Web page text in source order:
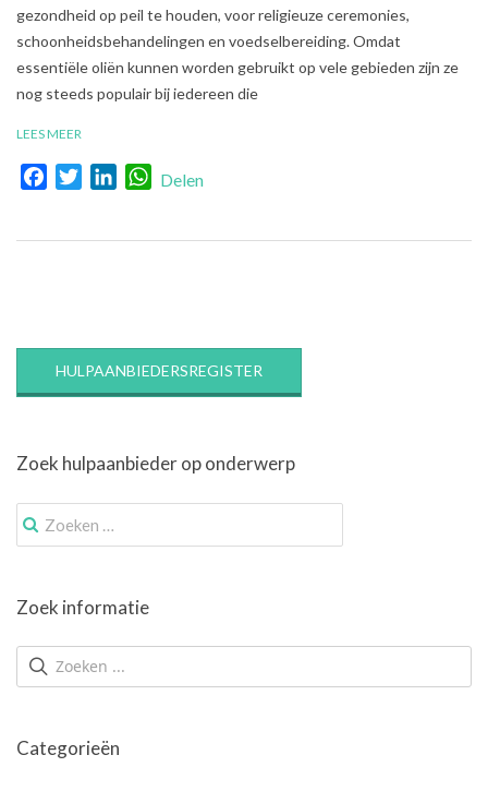
gezondheid op peil te houden, voor religieuze ceremonies,
schoonheidsbehandelingen en voedselbereiding. Omdat
essentiële oliën kunnen worden gebruikt op vele gebieden zijn ze
nog steeds populair bij iedereen die
LEES MEER
FacebookTwitterLinkedInWhatsApp
Delen
HULPAANBIEDERSREGISTER
Zoek hulpaanbieder op onderwerp
Zoek
Zoek informatie
Categorieën